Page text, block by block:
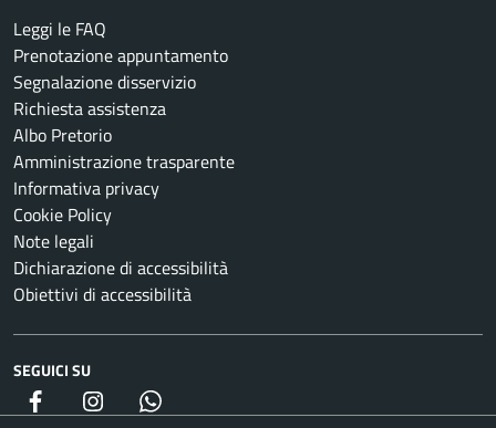
Leggi le FAQ
Prenotazione appuntamento
Segnalazione disservizio
Richiesta assistenza
Albo Pretorio
Amministrazione trasparente
Informativa privacy
Cookie Policy
Note legali
Dichiarazione di accessibilità
Obiettivi di accessibilità
SEGUICI SU
Facebook Instagram